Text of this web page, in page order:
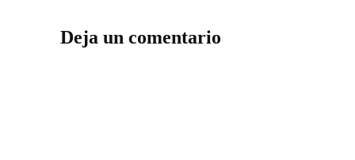
Deja un comentario